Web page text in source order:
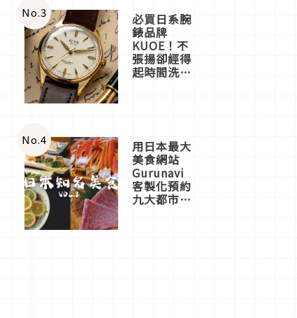
No.3 必買日系腕
錶品牌
KUOE！不
張揚卻經得
起時間洗鍊
No.4 用日本最大
美食網站
Gurunavi
客製化預約
九大都市餐